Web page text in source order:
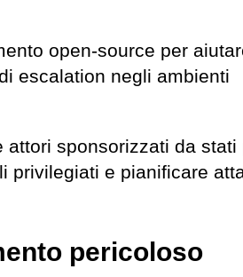
open-source per
escalation negli ambienti
sponsorizzati da stati
privilegiati e pianificare
pericoloso